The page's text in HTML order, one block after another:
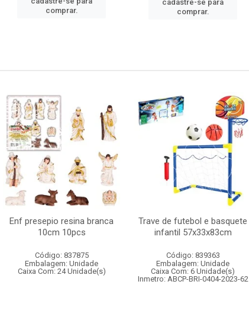
comprar.
cadastre-se para
comprar.
Enf presepio resina branca
10cm 10pcs
Código: 837875
Embalagem: Unidade
Caixa Com: 24 Unidade(s)
Trave de futebol e basquete
infantil 57x33x83cm
Código: 839363
Embalagem: Unidade
Caixa Com: 6 Unidade(s)
Inmetro: ABCP-BRI-0404-2023-62